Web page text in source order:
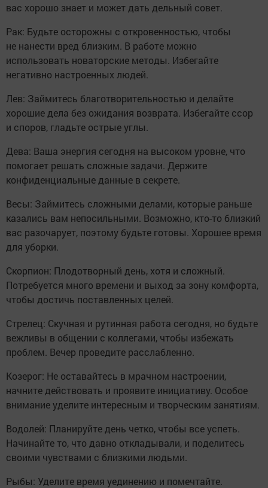
вас хорошо знает и может дать дельный совет.
Рак: Будьте осторожны с откровенностью, чтобы
не нанести вред близким. В работе можно
использовать новаторские методы. Избегайте
негативно настроенных людей.
Лев: Займитесь благотворительностью и делайте
хорошие дела без ожидания возврата. Избегайте ссор
и споров, гладьте острые углы.
Дева: Ваша энергия сегодня на высоком уровне, что
помогает решать сложные задачи. Держите
конфиденциальные данные в секрете.
Весы: Займитесь сложными делами, которые раньше
казались вам непосильными. Возможно, кто-то близкий
вас разочарует, поэтому будьте готовы. Хорошее время
для уборки.
Скорпион: Плодотворный день, хотя и сложный.
Потребуется много времени и выход за зону комфорта,
чтобы достичь поставленных целей.
Стрелец: Скучная и рутинная работа сегодня, но будьте
вежливы в общении с коллегами, чтобы избежать
проблем. Вечер проведите расслабленно.
Козерог: Не оставайтесь в мрачном настроении,
начните действовать и проявите инициативу. Особое
внимание уделите интересным и творческим занятиям.
Водолей: Планируйте день четко, чтобы все успеть.
Начинайте то, что давно откладывали, и поделитесь
своими чувствами с близкими людьми.
Рыбы: Уделите время уединению и помечтайте.